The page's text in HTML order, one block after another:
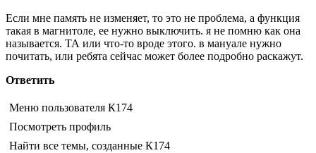
Если мне память не изменяет, то это не проблема, а функция
такая в магнитоле, ее нужно выключить. я не помню как она
называется. ТА или что-то вроде этого. в мануале нужно
почитать, или ребята сейчас может более подробно раскажут.
Ответить
Меню пользователя К174
Посмотреть профиль
Найти все темы, созданные К174